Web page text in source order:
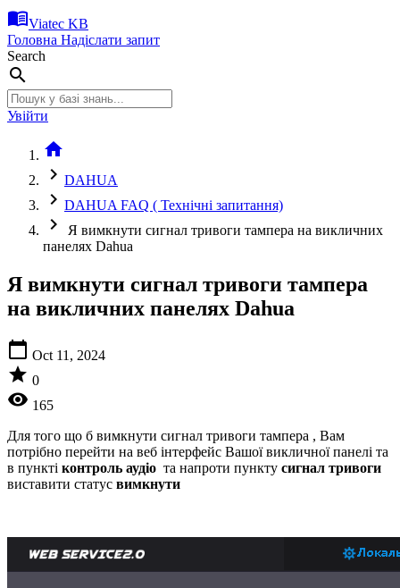
menu_bookViatec KB
Головна Надіслати запит
Search
search
Увійти
home
chevron_right DAHUA
chevron_right DAHUA FAQ ( Технічні запитання)
chevron_right
Я вимкнути сигнал тривоги тампера на викличних
панелях Dahua
Я вимкнути сигнал тривоги тампера
на викличних панелях Dahua
calendar_today Oct 11, 2024
star 0
visibility 165
Для того що б вимкнути сигнал тривоги тампера , Вам
потрібно перейти на веб інтерфейс Вашої викличної панелі та
в пункті контроль аудіо та напроти пункту сигнал тривоги
виставити статус вимкнути